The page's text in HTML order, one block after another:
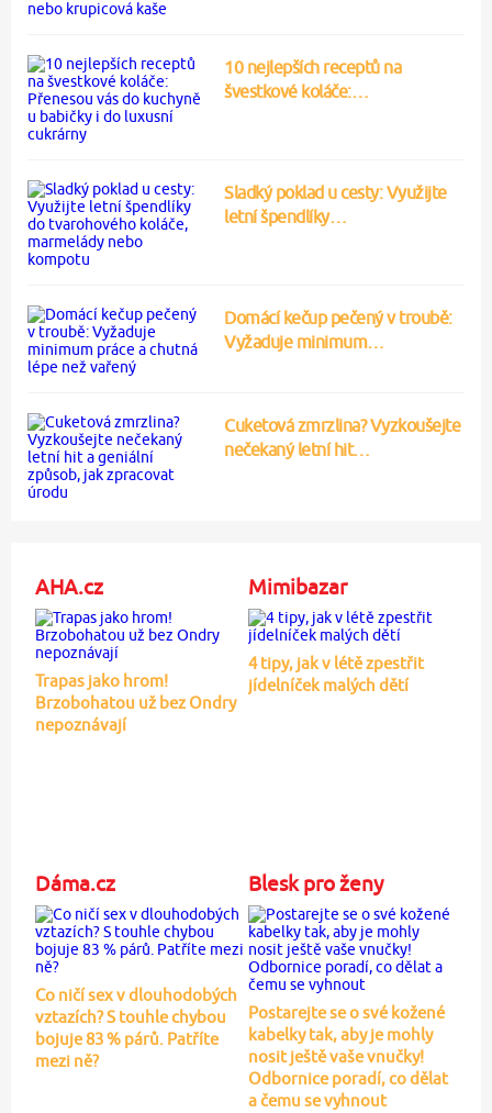
10 nejlepších receptů na
švestkové koláče:…
Sladký poklad u cesty: Využijte
letní špendlíky…
Domácí kečup pečený v troubě:
Vyžaduje minimum…
Cuketová zmrzlina? Vyzkoušejte
nečekaný letní hit…
AHA.cz
Trapas jako hrom!
Brzobohatou už bez Ondry
nepoznávají
Mimibazar
4 tipy, jak v létě zpestřit
jídelníček malých dětí
Dáma.cz
Co ničí sex v dlouhodobých
vztazích? S touhle chybou
bojuje 83 % párů. Patříte
mezi ně?
Blesk pro ženy
Postarejte se o své kožené
kabelky tak, aby je mohly
nosit ještě vaše vnučky!
Odbornice poradí, co dělat
a čemu se vyhnout